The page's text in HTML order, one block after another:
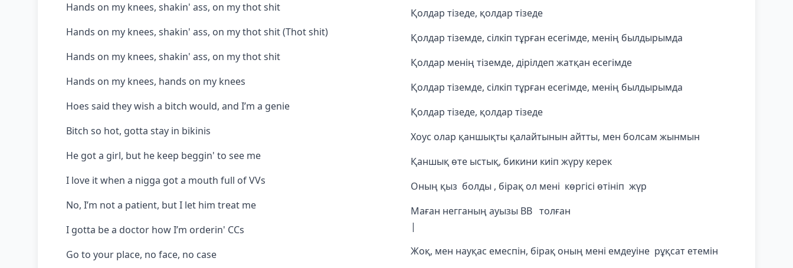
Hands on my knees, shakin' ass, on my thot shit
Hands on my knees, shakin' ass, on my thot shit (Thot shit)
Hands on my knees, shakin' ass, on my thot shit
Hands on my knees, hands on my knees
Hoes said they wish a bitch would, and I’m a genie
Bitch so hot, gotta stay in bikinis
He got a girl, but he keep beggin' to see me
I love it when a nigga got a mouth full of VVs
No, I’m not a patient, but I let him treat me
I gotta be a doctor how I’m orderin' CCs
Go to your place, no face, no case
Қолдар тізеде, қолдар тізеде
Қолдар тіземде, сілкіп тұрған есегімде, менің былдырымда
Қолдар менің тіземде, дірілдеп жатқан есегімде
Қолдар тіземде, сілкіп тұрған есегімде, менің былдырымда
Қолдар тізеде, қолдар тізеде
Хоус олар қаншықты қалайтынын айтты, мен болсам жынмын
Қаншық өте ыстық, бикини киіп жүру керек
Оның қыз болды , бірақ ол мені көргісі өтініп жүр
Маған негганың ауызы ВВ
|
Жоқ, мен науқас емеспін, бірақ оның мені емдеуіне рұқсат етемін